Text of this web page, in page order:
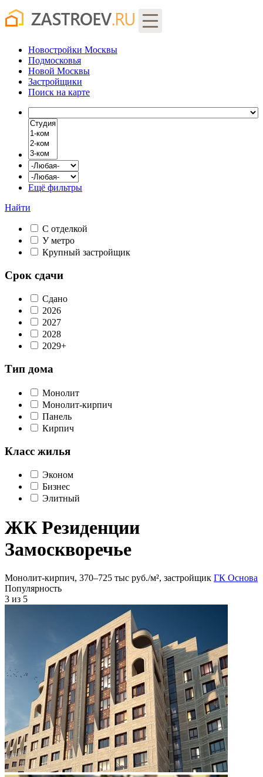
Новостройки Москвы
Подмосковья
Новой Москвы
Застройщики
Поиск на карте
Ещё фильтры
Найти
С отделкой
У метро
Крупный застройщик
Срок сдачи
Сдано
2026
2027
2028
2029+
Тип дома
Монолит
Монолит-кирпич
Панель
Кирпич
Класс жилья
Эконом
Бизнес
Элитный
ЖК Резиденции
Замоскворечье
Монолит-кирпич, 370‒725 тыс руб./м², застройщик ГК Основа
Популярность
3 из 5